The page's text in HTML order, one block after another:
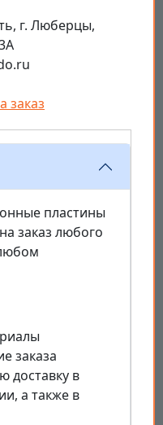
г. Люберцы,
заказ
пластины
заказ любого
заказа
доставку в
а также в